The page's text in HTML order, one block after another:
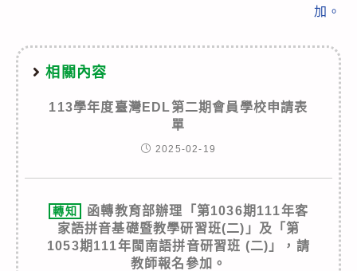
加。
相關內容
113學年度臺灣EDL第二期會員學校申請表
單
2025-02-19
轉知
函轉教育部辦理「第1036期111年客
家語拼音基礎暨教學研習班(二)」及「第
1053期111年閩南語拼音研習班 (二)」，請
教師報名參加。